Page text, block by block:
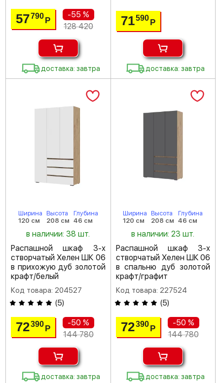
57790Р
-55 %
128 420
доставка: завтра
71590 Р
доставка: завтра
Ширина
120 см
Высота
208 см
Глубина
46 см
в наличии: 38 шт.
Распашной шкаф 3-х
створчатый Хелен ШК 06
в прихожую дуб золотой
крафт/белый
Код товара: 204527
(5)
72390Р
-50 %
144 780
доставка: завтра
Ширина
120 см
Высота
208 см
Глубина
46 см
в наличии: 23 шт.
Распашной шкаф 3-х
створчатый Хелен ШК 06
в спальню дуб золотой
крафт/графит
Код товара: 227524
(5)
72390 Р
-50 %
144 780
доставка: завтра